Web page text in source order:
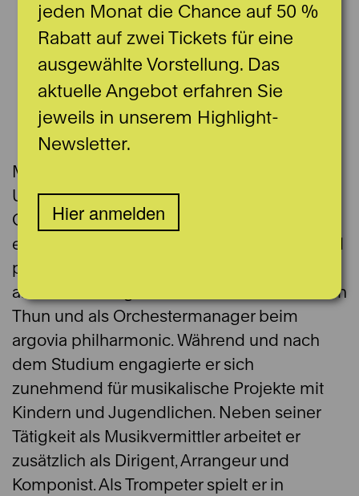
© Marvin Mears
Marco Ackermann studierte an der
Universität Bern Musikwissenschaften und
Geschichte. Nach dem Studium erweiterte
er seinen Horizont im organisatorischen und
praktischen Bereich. Er absolvierte Praktika
als Kulturmanager bei den Schlosskonzerten
Thun und als Orchestermanager beim
argovia philharmonic. Während und nach
dem Studium engagierte er sich
zunehmend für musikalische Projekte mit
Kindern und Jugendlichen. Neben seiner
Tätigkeit als Musikvermittler arbeitet er
zusätzlich als Dirigent, Arrangeur und
Komponist. Als Trompeter spielt er in
jeden Monat die Chance auf 50 %
Rabatt auf zwei Tickets für eine
ausgewählte Vorstellung. Das
aktuelle Angebot erfahren Sie
jeweils in unserem Highlight-
Newsletter.
Hier anmelden